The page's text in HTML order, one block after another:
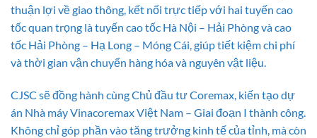
thuận lợi về giao thông, kết nối trực tiếp với hai tuyến cao
tốc quan trọng là tuyến cao tốc Hà Nội – Hải Phòng và cao
tốc Hải Phòng – Hạ Long – Móng Cái, giúp tiết kiệm chi phí
và thời gian vận chuyển hàng hóa và nguyên vật liệu.
CJSC sẽ đồng hành cùng Chủ đầu tư Coremax, kiến tạo dự
án Nhà máy Vinacoremax Việt Nam – Giai đoạn I thành công.
Không chỉ góp phần vào tăng trưởng kinh tế của tỉnh, mà còn